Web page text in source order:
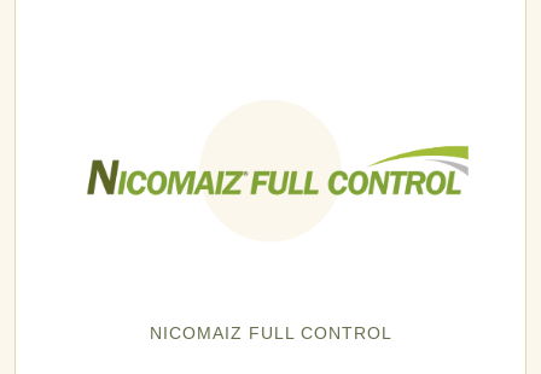
NICOMAIZ FULL CONTROL